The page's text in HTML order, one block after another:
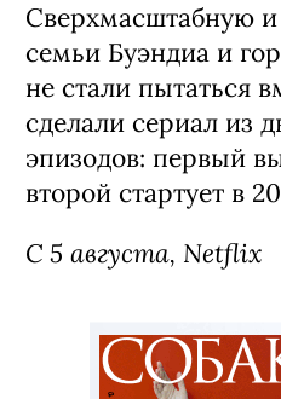
Сверхмасштабную
семьи Буэндиа и
не стали пытаться
сделали сериал из
эпизодов: первый
второй стартует в
С 5 августа, Netflix